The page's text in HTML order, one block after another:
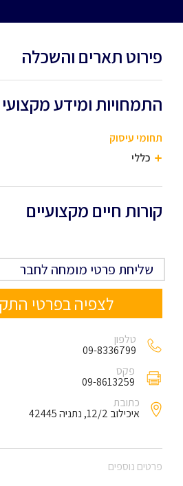
פירוט תארים והשכלה
התמחויות ומידע
תחומי עיסוק
כללי
קורות חיים מקצועיים
שליחת פרטי מומחה לחבר
לצפיה בפרטי
טלפון
09-8336799
פקס
09-8613259
כתובת
איכילוב 12/2, נתניה 42445
פרטים נוספים